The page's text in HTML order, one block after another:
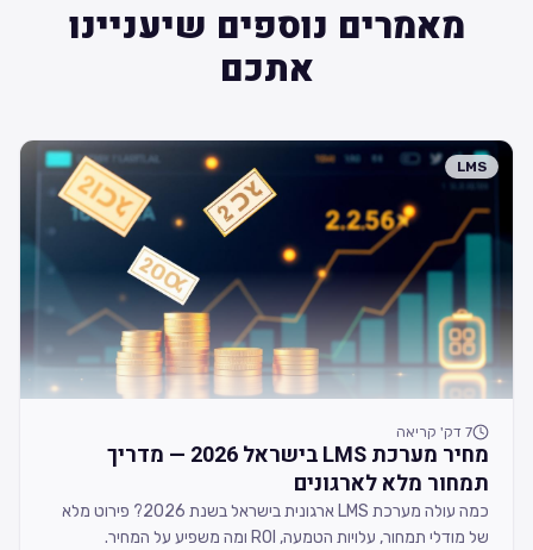
מאמרים נוספים שיעניינו
אתכם
LMS
7 דק' קריאה
מחיר מערכת LMS בישראל 2026 — מדריך
תמחור מלא לארגונים
כמה עולה מערכת LMS ארגונית בישראל בשנת 2026? פירוט מלא
של מודלי תמחור, עלויות הטמעה, ROI ומה משפיע על המחיר.